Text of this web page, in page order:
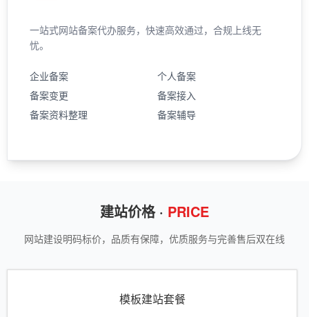
一站式网站备案代办服务，快速高效通过，合规上线无
忧。
企业备案
个人备案
备案变更
备案接入
备案资料整理
备案辅导
建站价格 · PRICE
网站建设明码标价，品质有保障，优质服务与完善售后双在线
模板建站套餐